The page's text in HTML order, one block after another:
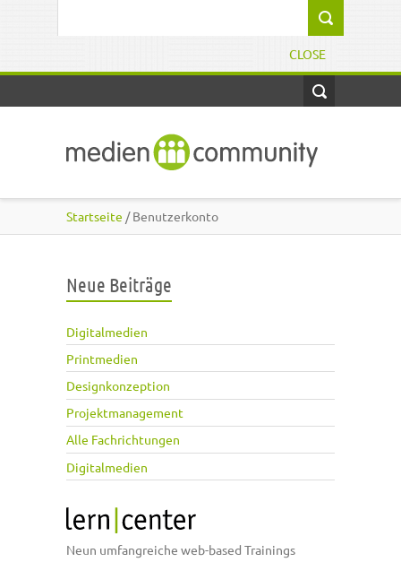
CLOSE
Startseite / Benutzerkonto
Neue Beiträge
Digitalmedien
Printmedien
Designkonzeption
Projektmanagement
Alle Fachrichtungen
Digitalmedien
Neun umfangreiche web-based Trainings